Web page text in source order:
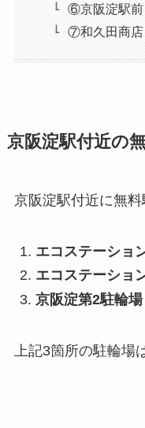
⑥京阪淀駅前
⑦和久田商店
京阪淀駅付近の
京阪淀駅付近に無料
エコステーショ
エコステーショ
京阪淀第2駐輪場
上記3箇所の駐輪場